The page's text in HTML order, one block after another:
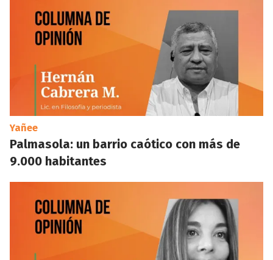
Yañee
Palmasola: un barrio caótico con más de
9.000 habitantes